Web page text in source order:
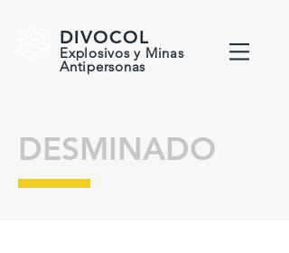
DIVOCOL
Explosivos y Minas
Antipersonas
DESMINADO